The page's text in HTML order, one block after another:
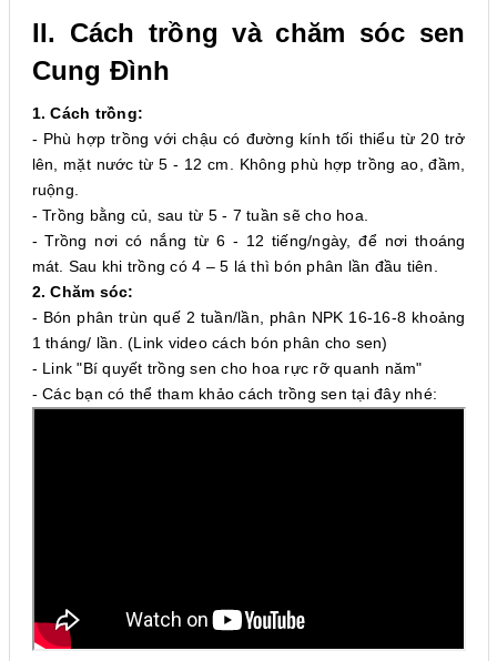
II. Cách trồng và chăm sóc sen
Cung Đình
1. Cách trồng:
- Phù hợp trồng với chậu có đường kính tối thiểu từ 20 trở
lên, mặt nước từ 5 - 12 cm. Không phù hợp trồng ao, đầm,
ruộng.
- Trồng bằng củ, sau từ 5 - 7 tuần sẽ cho hoa.
- Trồng nơi có nắng từ 6 - 12 tiếng/ngày, để nơi thoáng
mát. Sau khi trồng có 4 – 5 lá thì bón phân lần đầu tiên.
2. Chăm sóc:
- Bón phân trùn quế 2 tuần/lần, phân NPK 16-16-8 khoảng
1 tháng/ lần. (Link video cách bón phân cho sen)
- Link"Bí quyết trồng sen cho hoa rực rỡ quanh năm"
- Các bạn có thể tham khảo cách trồng sen tại đây nhé: